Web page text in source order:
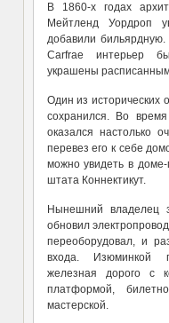
В 1860-х годах
Мейтленд Уордроп
добавили
Carfrae интерьер
украшены
Один из исторических
сохранился. Во
оказался настолько
перевез его к себе
можно увидеть в
штата Коннектикут.
Нынешний владелец
обновил
переоборудовал, и
входа. Изюминкой
железная дорого с
платформой,
мастерской.